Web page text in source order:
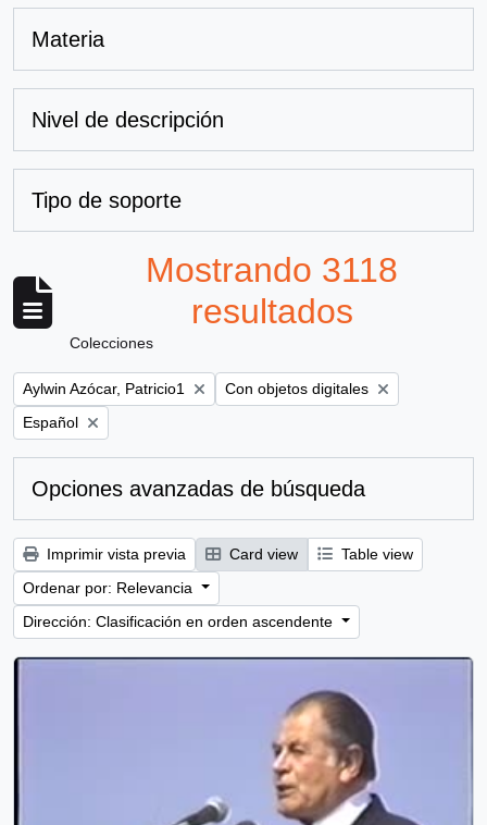
Materia
Nivel de descripción
Tipo de soporte
Mostrando 3118
resultados
Colecciones
Remove filter:
Aylwin Azócar, Patricio1 Remove filter:
Con objetos digitales
Remove filter:
Español
Opciones avanzadas de búsqueda
Imprimir vista previa Card view
Table view
Ordenar por: Relevancia
Dirección: Clasificación en orden ascendente